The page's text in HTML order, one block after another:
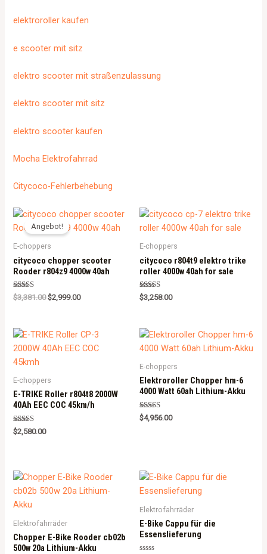
elektroroller kaufen
e scooter mit sitz
elektro scooter mit straßenzulassung
elektro scooter mit sitz
elektro scooter kaufen
Mocha Elektrofahrrad
Citycoco-Fehlerbehebung
Angebot!
E-choppers
citycoco chopper scooter
Rooder r804z9 4000w 40ah
Rated
5.00
$3,381.00 $2,999.00
E-choppers
citycoco r804t9 elektro trike
roller 4000w 40ah for sale
Rated
5.00
$3,258.00
E-choppers
E-TRIKE Roller r804t8 2000W
40Ah EEC COC 45km/h
Rated
5.00
$2,580.00
E-choppers
Elektroroller Chopper hm-6
4000 Watt 60ah Lithium-Akku
Rated
5.00
$4,956.00
Elektrofahrräder
Chopper E-Bike Rooder cb02b
500w 20a Lithium-Akku
Elektrofahrräder
E-Bike Cappu für die
Essenslieferung